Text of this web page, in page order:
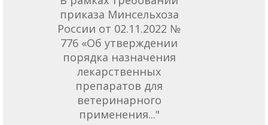
приказа Минсельхоза
России от 02.11.2022 №
776 «Об утверждении
порядка назначения
лекарственных
препаратов для
ветеринарного
применения..."